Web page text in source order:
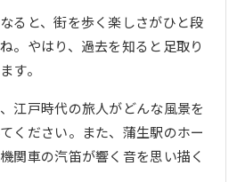
ると、街を歩く楽しさがひと段
。やはり、過去を知ると足取り
す。
江戸時代の旅人がどんな風景を
ください。また、蒲生駅のホー
関車の汽笛が響く音を思い描く